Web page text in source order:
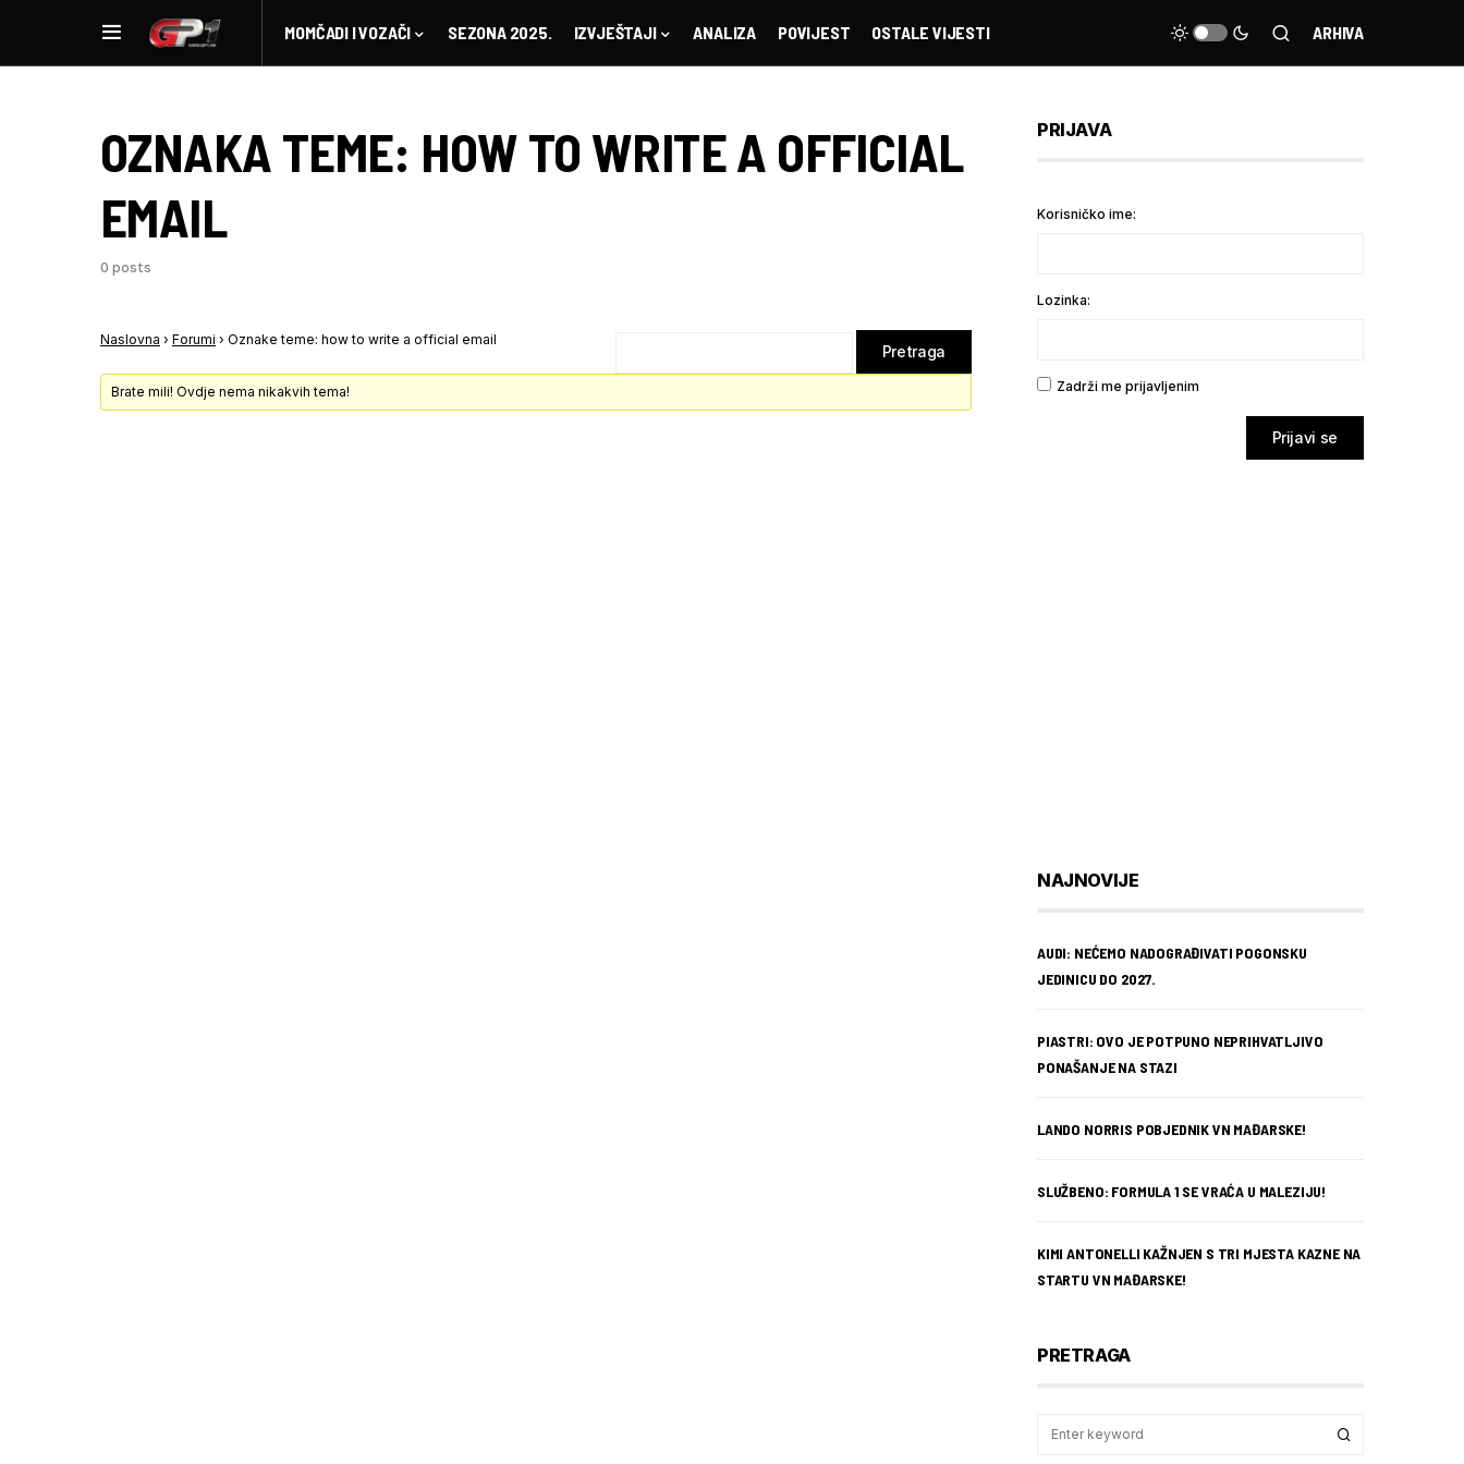
MOMČADI I VOZAČI SEZONA 2025. IZVJEŠTAJI ANALIZA POVIJEST OSTALE VIJESTI ARHIVA
OZNAKA TEME: HOW TO WRITE A OFFICIAL
EMAIL
0 posts
Naslovna › Forumi › Oznake teme: how to write a official email
Brate mili! Ovdje nema nikakvih tema!
PRIJAVA
Korisničko ime:
Lozinka:
Zadrži me prijavljenim
Prijavi se
NAJNOVIJE
AUDI: NEĆEMO NADOGRAĐIVATI POGONSKU
JEDINICU DO 2027.
PIASTRI: OVO JE POTPUNO NEPRIHVATLJIVO
PONAŠANJE NA STAZI
LANDO NORRIS POBJEDNIK VN MAĐARSKE!
SLUŽBENO: FORMULA 1 SE VRAĆA U MALEZIJU!
KIMI ANTONELLI KAŽNJEN S TRI MJESTA KAZNE NA
STARTU VN MAĐARSKE!
PRETRAGA